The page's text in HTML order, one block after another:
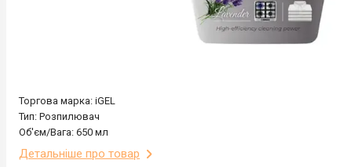
Торгова марка: iGEL
Тип: Розпилювач
Об'єм/Вага: 650 мл
Детальніше про товар